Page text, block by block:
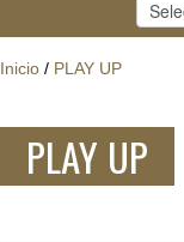
Inicio / PLAY UP
PLAY UP